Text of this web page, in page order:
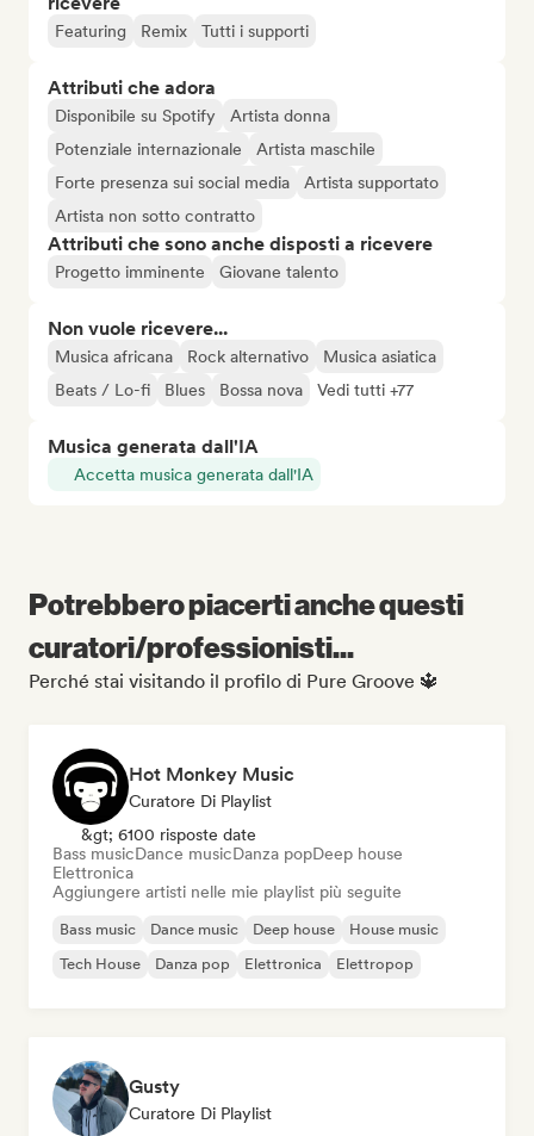
Featuring Remix Tutti i supporti
Attributi che adora
Disponibile su Spotify
Artista donna
Potenziale internazionale
Artista maschile
Forte presenza sui social media
Artista supportato
Artista non sotto contratto
Attributi che sono anche disposti a ricevere
Progetto imminente Giovane talento
Non vuole ricevere...
Musica africana Rock alternativo
Musica asiatica
Beats / Lo-fi
Blues Bossa nova Vedi tutti +77
Musica generata dall'IA
Accetta musica generata dall'IA
Potrebbero piacerti anche questi
curatori/professionisti...
Perché stai visitando il profilo di Pure Groove 🔱
Hot Monkey Music
Curatore Di Playlist
&gt; 6100 risposte date
Bass musicDance musicDanza popDeep house
Elettronica
Aggiungere artisti nelle mie playlist più seguite
Bass music Dance music Deep house
House music
Tech House
Danza pop Elettronica Elettropop
Gusty
Curatore Di Playlist